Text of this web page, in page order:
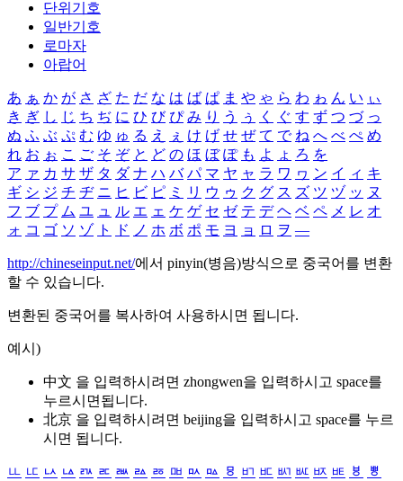
단위기호
일반기호
로마자
아랍어
あ ぁ か が さ ざ た だ な は ば ぱ ま や ゃ ら わ ゎ ん い ぃ
き ぎ し じ ち ぢ に ひ び ぴ み り う ぅ く ぐ す ず つ づ っ
ぬ ふ ぶ ぷ む ゆ ゅ る え ぇ け げ せ ぜ て で ね へ べ ぺ め
れ お ぉ こ ご そ ぞ と ど の ほ ぼ ぽ も よ ょ ろ を
ア ァ カ サ ザ タ ダ ナ ハ バ パ マ ヤ ャ ラ ワ ヮ ン イ ィ キ
ギ シ ジ チ ヂ ニ ヒ ビ ピ ミ リ ウ ゥ ク グ ス ズ ツ ヅ ッ ヌ
フ ブ プ ム ユ ュ ル エ ェ ケ ゲ セ ゼ テ デ ヘ ベ ペ メ レ オ
ォ コ ゴ ソ ゾ ト ド ノ ホ ボ ポ モ ヨ ョ ロ ヲ ―
http://chineseinput.net/에서 pinyin(병음)방식으로 중국어를 변환
할 수 있습니다.
변환된 중국어를 복사하여 사용하시면 됩니다.
예시)
中文 을 입력하시려면 zhongwen을 입력하시고 space를
누르시면됩니다.
北京 을 입력하시려면 beijing을 입력하시고 space를 누르
시면 됩니다.
ㅥ ㅦ ㅧ ㅨ ㅩ ㅪ ㅫ ㅬ ㅭ ㅮ ㅯ ㅰ ㅱ ㅲ ㅳ ㅴ ㅵ ㅶ ㅷ ㅸ
ㅹ